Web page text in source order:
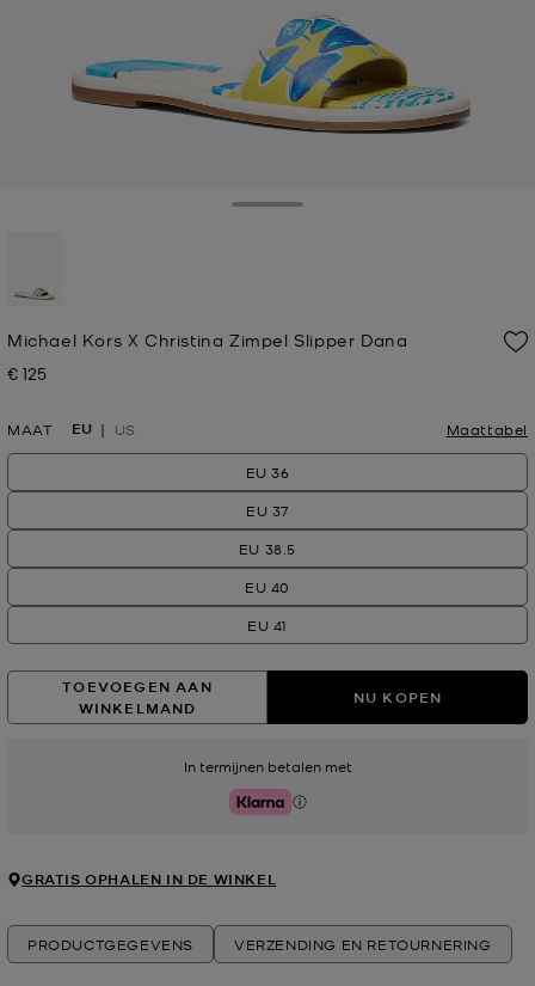
Michael Kors X Christina Zimpel Slipper Dana
Nu
€ 125
MAAT EU US Maattabel
EU 36
EU 37
EU 38.5
EU 40
EU 41
TOEVOEGEN AAN
WINKELMAND
NU KOPEN
In termijnen betalen met
Klarna
GRATIS OPHALEN IN DE WINKEL
PRODUCTGEGEVENS VERZENDING EN RETOURNERING